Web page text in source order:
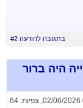
בתגובה להודעה #2
היה ברור
02/06/2026
, צפיות: 64